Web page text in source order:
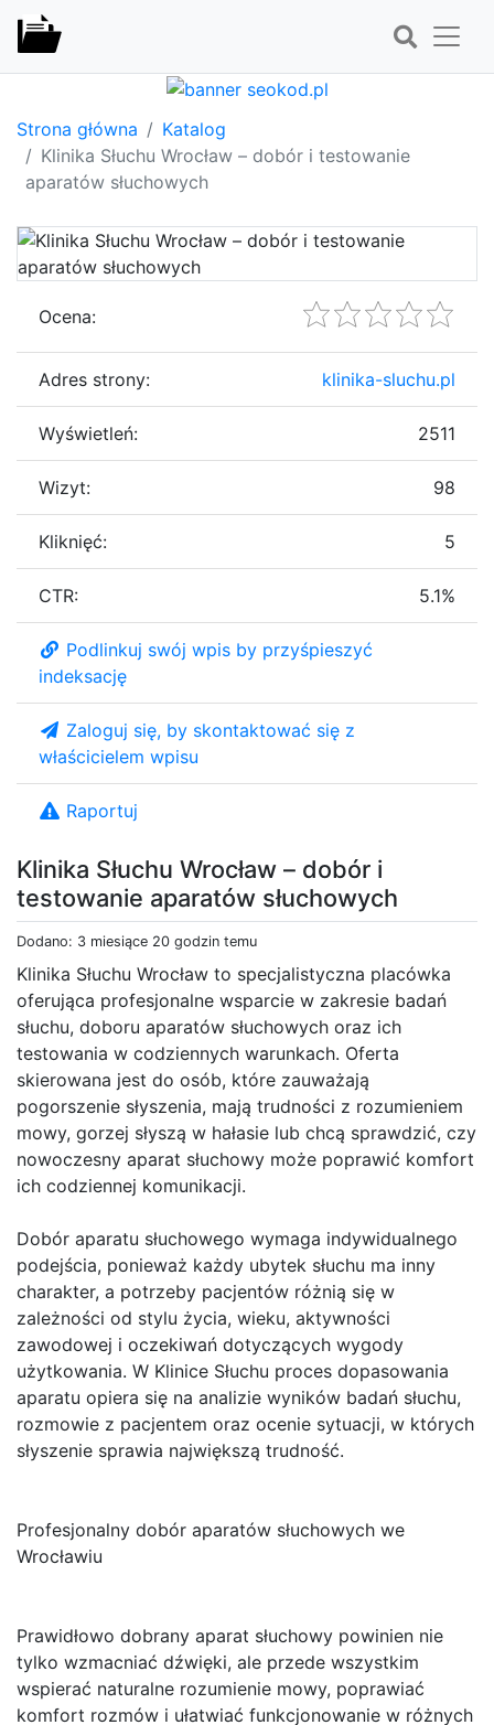
Strona główna
Katalog
Klinika Słuchu Wrocław – dobór i testowanie
aparatów słuchowych
Klinika Słuchu Wrocław – dobór i
testowanie aparatów słuchowych
Dodano: 3 miesiące 20 godzin temu
Klinika Słuchu Wrocław to specjalistyczna placówka
oferująca profesjonalne wsparcie w zakresie badań
słuchu, doboru aparatów słuchowych oraz ich
testowania w codziennych warunkach. Oferta
skierowana jest do osób, które zauważają
pogorszenie słyszenia, mają trudności z rozumieniem
mowy, gorzej słyszą w hałasie lub chcą sprawdzić, czy
nowoczesny aparat słuchowy może poprawić komfort
ich codziennej komunikacji.
Dobór aparatu słuchowego wymaga indywidualnego
podejścia, ponieważ każdy ubytek słuchu ma inny
charakter, a potrzeby pacjentów różnią się w
zależności od stylu życia, wieku, aktywności
zawodowej i oczekiwań dotyczących wygody
użytkowania. W Klinice Słuchu proces dopasowania
aparatu opiera się na analizie wyników badań słuchu,
rozmowie z pacjentem oraz ocenie sytuacji, w których
słyszenie sprawia największą trudność.
Profesjonalny dobór aparatów słuchowych we
Wrocławiu
Prawidłowo dobrany aparat słuchowy powinien nie
tylko wzmacniać dźwięki, ale przede wszystkim
wspierać naturalne rozumienie mowy, poprawiać
komfort rozmów i ułatwiać funkcjonowanie w różnych
Ocena:
Adres strony: klinika-sluchu.pl
Wyświetleń: 2511
Wizyt: 98
Kliknięć: 5
CTR: 5.1%
Podlinkuj swój wpis by przyśpieszyć
indeksację
Zaloguj się, by skontaktować się z
właścicielem wpisu
Raportuj